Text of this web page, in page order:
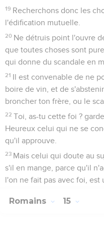
19 Recherchons donc les
l'édification mutuelle.
20 Ne détruis point l'ouvre
que toutes choses sont
qui donne du scandale en
21 Il est convenable de ne
boire de vin, et de
broncher ton frère, ou le
22 Toi, as-tu cette foi ?
Heureux celui qui ne se
qu'il approuve.
23 Mais celui qui doute au
s'il en mange, parce qu'il
l'on ne fait pas avec foi, est
Romains 15